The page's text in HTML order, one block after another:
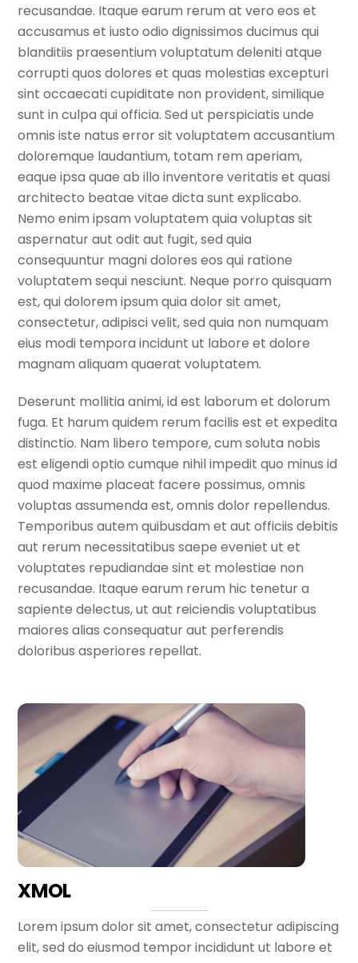
recusandae. Itaque earum rerum at vero eos et
accusamus et iusto odio dignissimos ducimus qui
blanditiis praesentium voluptatum deleniti atque
corrupti quos dolores et quas molestias excepturi
sint occaecati cupiditate non provident, similique
sunt in culpa qui officia. Sed ut perspiciatis unde
omnis iste natus error sit voluptatem accusantium
doloremque laudantium, totam rem aperiam,
eaque ipsa quae ab illo inventore veritatis et quasi
architecto beatae vitae dicta sunt explicabo.
Nemo enim ipsam voluptatem quia voluptas sit
aspernatur aut odit aut fugit, sed quia
consequuntur magni dolores eos qui ratione
voluptatem sequi nesciunt. Neque porro quisquam
est, qui dolorem ipsum quia dolor sit amet,
consectetur, adipisci velit, sed quia non numquam
eius modi tempora incidunt ut labore et dolore
magnam aliquam quaerat voluptatem.
Deserunt mollitia animi, id est laborum et dolorum
fuga. Et harum quidem rerum facilis est et expedita
distinctio. Nam libero tempore, cum soluta nobis
est eligendi optio cumque nihil impedit quo minus id
quod maxime placeat facere possimus, omnis
voluptas assumenda est, omnis dolor repellendus.
Temporibus autem quibusdam et aut officiis debitis
aut rerum necessitatibus saepe eveniet ut et
voluptates repudiandae sint et molestiae non
recusandae. Itaque earum rerum hic tenetur a
sapiente delectus, ut aut reiciendis voluptatibus
maiores alias consequatur aut perferendis
doloribus asperiores repellat.
XMOL
Lorem ipsum dolor sit amet, consectetur adipiscing
elit, sed do eiusmod tempor incididunt ut labore et